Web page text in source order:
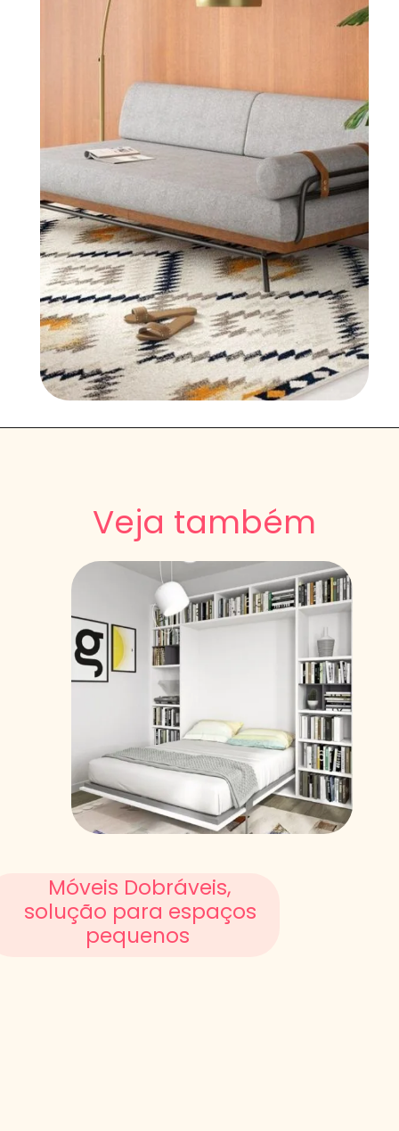
Veja também
Móveis Dobráveis,
solução para espaços
pequenos